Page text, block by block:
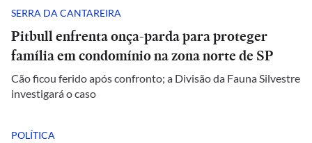
SERRA DA CANTAREIRA
Pitbull enfrenta onça-parda para proteger
família em condomínio na zona norte de SP
Cão ficou ferido após confronto; a Divisão da Fauna Silvestre
investigará o caso
POLÍTICA